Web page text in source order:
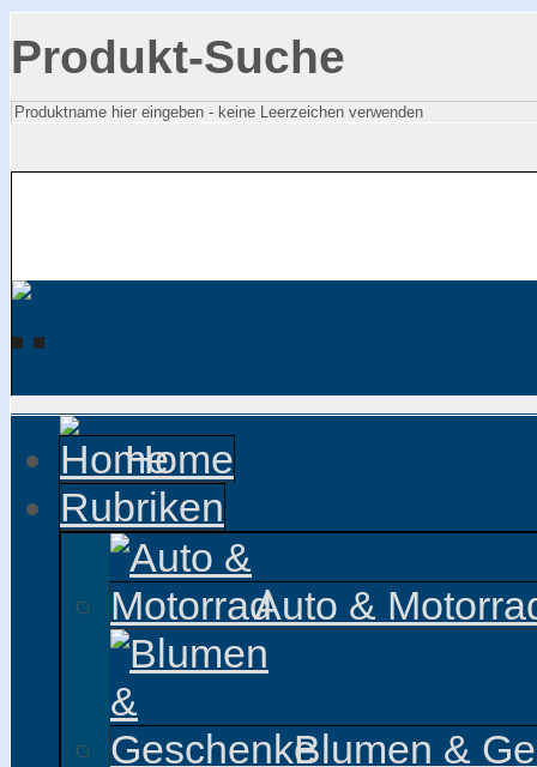
Produkt-Suche
Home
Rubriken
Auto &
Blumen &